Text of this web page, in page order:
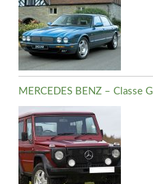
MERCEDES BENZ – Classe G